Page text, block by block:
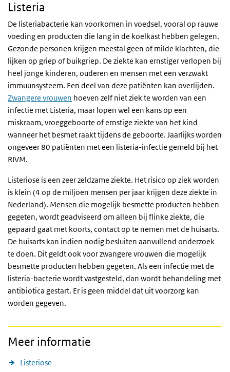
Listeria
De listeriabacterie kan voorkomen in voedsel, vooral op rauwe
voeding en producten die lang in de koelkast hebben gelegen.
Gezonde personen krijgen meestal geen of milde klachten, die
lijken op griep of buikgriep. De ziekte kan ernstiger verlopen bij
heel jonge kinderen, ouderen en mensen met een verzwakt
immuunsysteem. Een deel van deze patiënten kan overlijden.
Zwangere vrouwen hoeven zelf niet ziek te worden van een
infectie met Listeria, maar lopen wel een kans op een
miskraam, vroeggeboorte of ernstige ziekte van het kind
wanneer het besmet raakt tijdens de geboorte. Jaarlijks worden
ongeveer 80 patiënten met een listeria-infectie gemeld bij het
RIVM.
Listeriose iseen zeer zeldzame ziekte. Het risico op ziek worden
is klein (4 op de miljoen mensen per jaar krijgen deze ziekte in
Nederland). Mensen die mogelijk besmette producten hebben
gegeten, wordt geadviseerd om alleen bij flinke ziekte, die
gepaard gaat met koorts, contact op te nemen met de huisarts.
De huisarts kan indien nodig besluiten aanvullend onderzoek
te doen. Dit geldt ook voor zwangere vrouwen die mogelijk
besmette producten hebben gegeten. Als een infectie met de
listeria-bacterie wordt vastgesteld, dan wordt behandeling met
antibiotica gestart. Er is geen middel dat uit voorzorg kan
worden gegeven.
Meer informatie
Listeriose